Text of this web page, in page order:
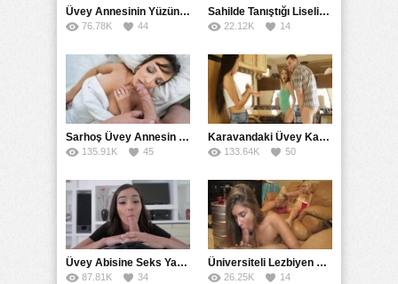
Üvey Annesinin Yüzüne Bakarak Sikini Kaldırdı
76.78K 44
Sahilde Tanıştığı Liseliyle Sokakta Sikişip Gerçek Model Yaptı
22.12K 14
Sarhoş Üvey Annesin Uyurken Ağzına Sürttü
135.91K 45
Karavandaki Üvey Kardeşlerin Sikiş Yolculuğu
133.64K 50
Üvey Abisine Seks Yapmanın Püf Noktalarını Gösteren Esmer Kız
87.81K 34
Üniversiteli Lezbiyen Kuzenlerin Yaraklı Seks Eğlencesi
26.25K 14